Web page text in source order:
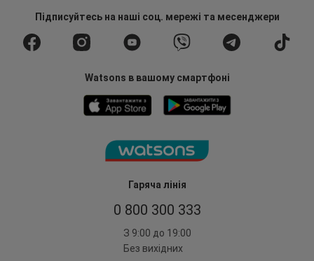
Гаряча лінія
0 800 300 333
З 9:00 до 19:00
Без вихідних
Підписуйтесьна наші соц. мережі та месенджери
Watsons в вашому смартфоні